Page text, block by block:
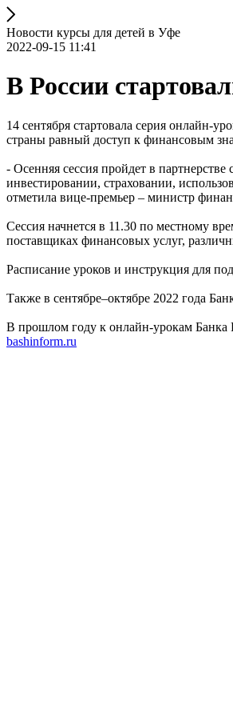
Новости курсы для детей в Уфе
2022-09-15 11:41
В России
14 сентября стартовала серия онлайн-
страны равный доступ к финансовым
- Осенняя сессия пройдет в
инвестировании, страховании,
отметила вице-премьер – министр
Сессия начнется в 11.30 по местному
поставщиках финансовых услуг,
Расписание уроков и инструкция для
Также в сентябре–октябре 2022 года
В прошлом году к онлайн-урокам Банка
bashinform.ru